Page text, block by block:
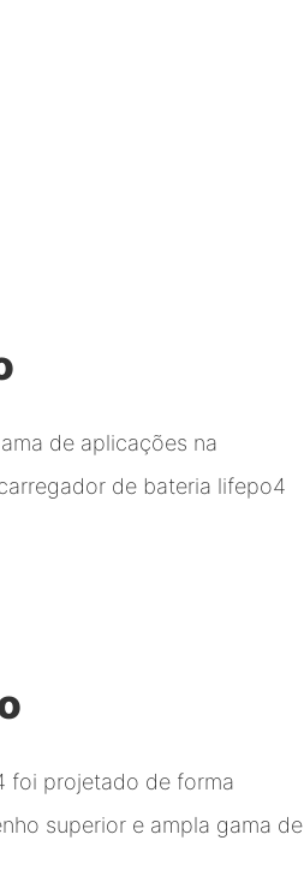
de aplicações na
de bateria lifepo4
foi projetado de forma
superior e ampla gama de